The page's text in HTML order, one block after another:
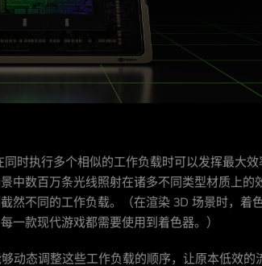
时执行多个相似的工作负载时可以发挥最大效
中数百万条光线照射在诸多不同类型材质上的
然不同的工作负载。（在渲染 3D 场景时，着
一款现代游戏都需要使用到着色器。）
动态调整这些工作负载的顺序，让原本低效的